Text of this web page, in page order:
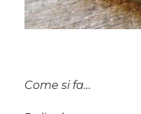
Come si fa…